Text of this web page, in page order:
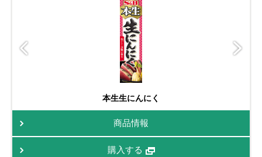
本生生にんにく
商品情報
購入する